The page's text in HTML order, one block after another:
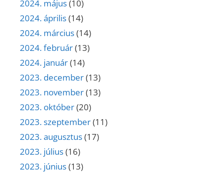
2024. május(10)
2024. április(14)
2024. március(14)
2024. február(13)
2024. január(14)
2023. december(13)
2023. november(13)
2023. október(20)
2023. szeptember(11)
2023. augusztus(17)
2023. július(16)
2023. június(13)